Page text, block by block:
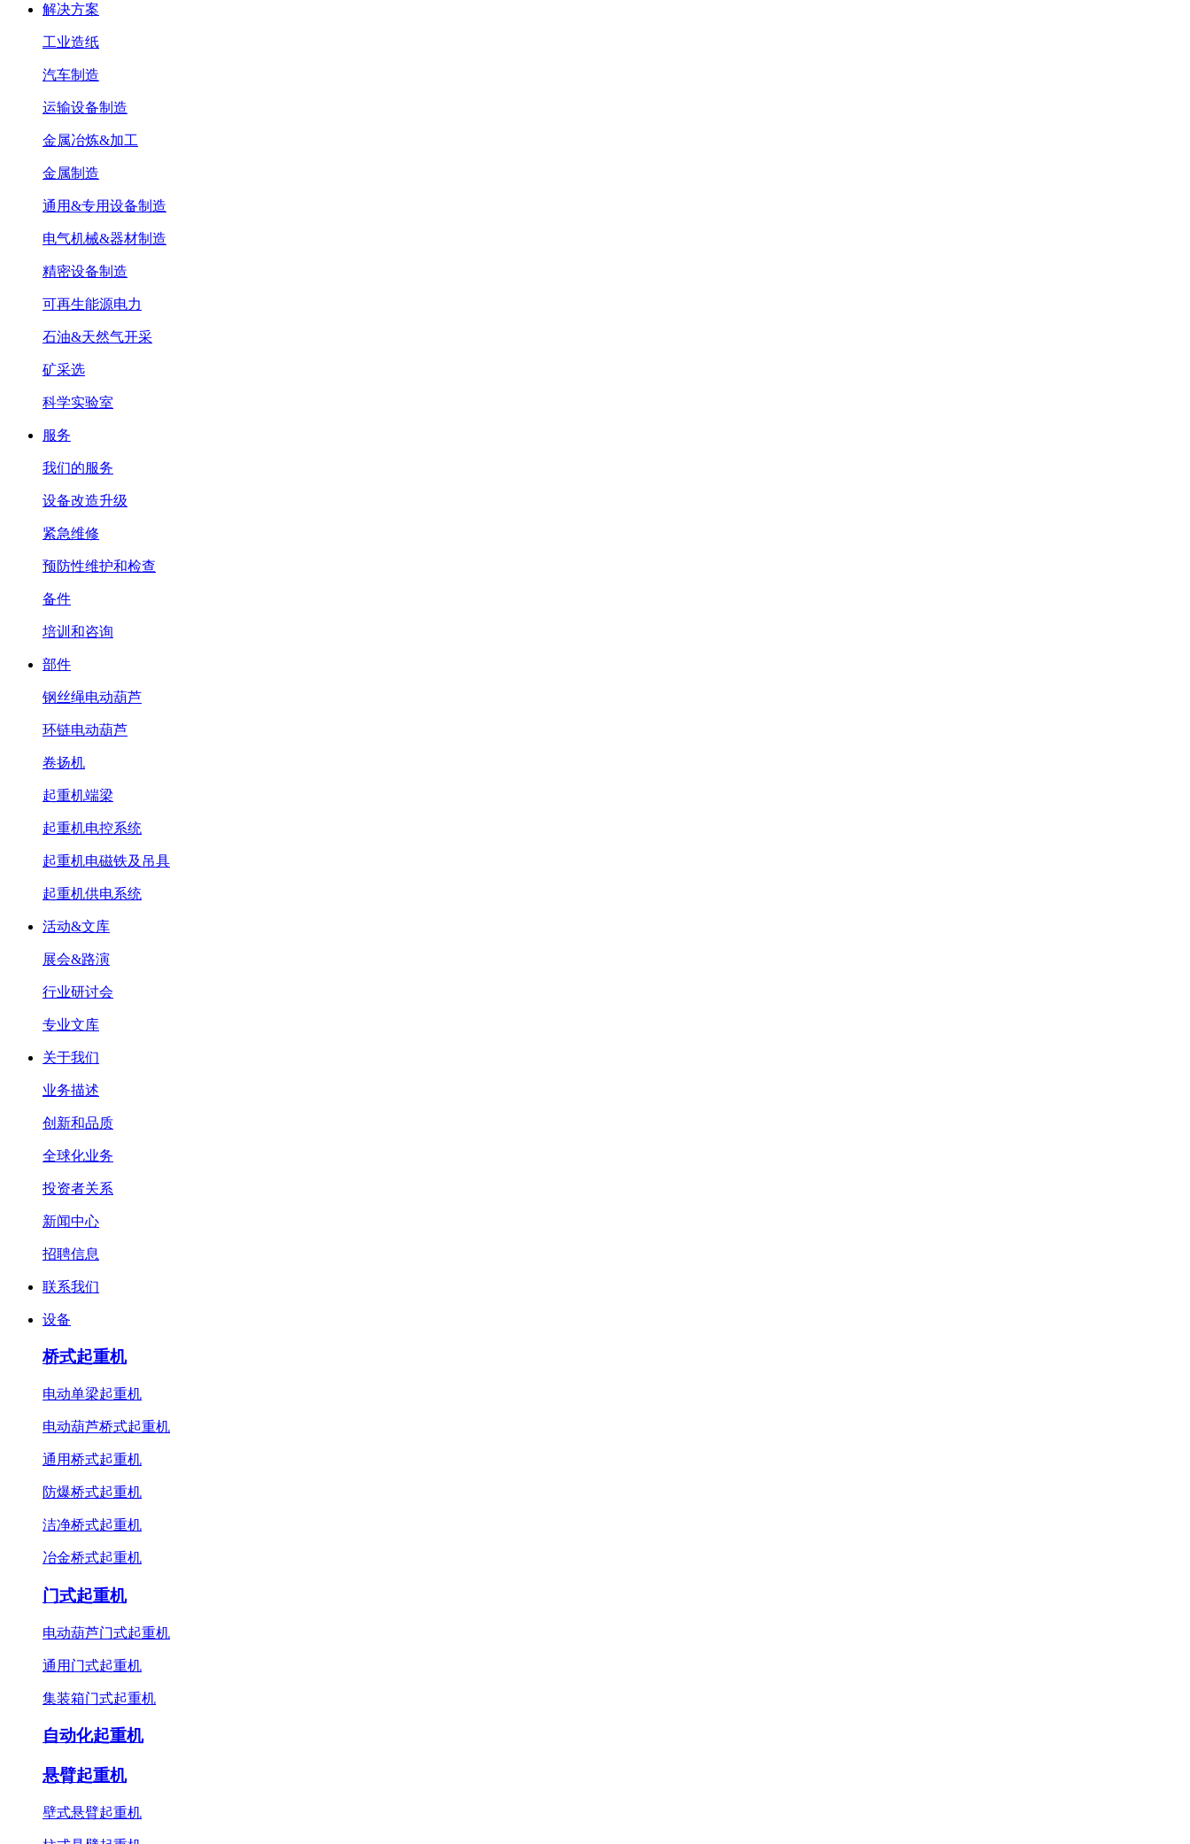
解决方案
工业造纸
汽车制造
运输设备制造
金属冶炼&加工
金属制造
通用&专用设备制造
电气机械&器材制造
精密设备制造
可再生能源电力
石油&天然气开采
矿采选
科学实验室
服务
我们的服务
设备改造升级
紧急维修
预防性维护和检查
备件
培训和咨询
部件
钢丝绳电动葫芦
环链电动葫芦
卷扬机
起重机端梁
起重机电控系统
起重机电磁铁及吊具
起重机供电系统
活动&文库
展会&路演
行业研讨会
专业文库
关于我们
业务描述
创新和品质
全球化业务
投资者关系
新闻中心
招聘信息
联系我们
设备
桥式起重机
电动单梁起重机
电动葫芦桥式起重机
通用桥式起重机
防爆桥式起重机
洁净桥式起重机
冶金桥式起重机
门式起重机
电动葫芦门式起重机
通用门式起重机
集装箱门式起重机
自动化起重机
悬臂起重机
壁式悬臂起重机